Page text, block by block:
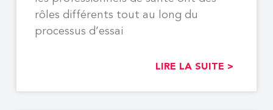
rôles différents tout au long du
processus d’essai
LIRE LA SUITE >